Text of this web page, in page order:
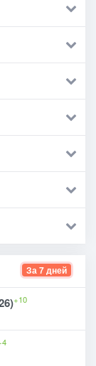
За 7 дней
+10